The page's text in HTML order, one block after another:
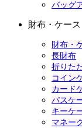
バッグ
財布・ケー
財布・
長財布
折りた
コイン
カード
パスケ
キーケ
マネー